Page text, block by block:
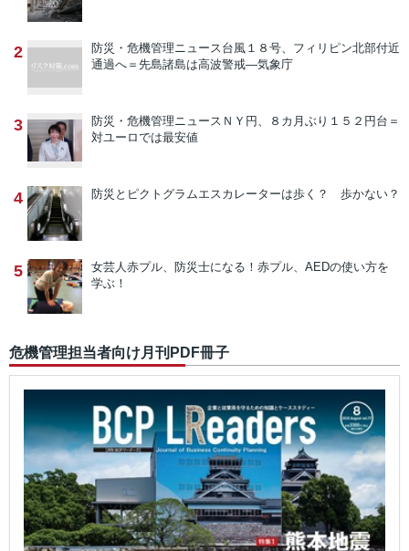
2 防災・危機管理ニュース台風１８号、フィリピン北部付近
通過へ＝先島諸島は高波警戒―気象庁
3 防災・危機管理ニュース ＮＹ円、８カ月ぶり１５２円台＝
対ユーロでは最安値
4 防災とピクトグラムエスカレーターは歩く？ 歩かない？
5 女芸人赤プル、防災士になる！ 赤プル、AEDの使い方を
学ぶ！
危機管理担当者向け月刊PDF冊子